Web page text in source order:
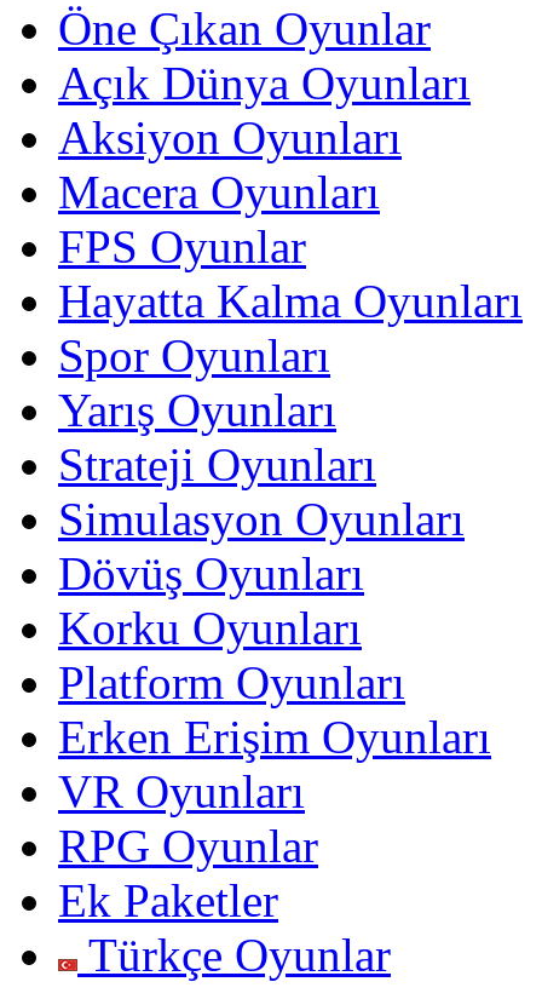
Öne Çıkan Oyunlar
Açık Dünya Oyunları
Aksiyon Oyunları
Macera Oyunları
FPS Oyunlar
Hayatta Kalma Oyunları
Spor Oyunları
Yarış Oyunları
Strateji Oyunları
Simulasyon Oyunları
Dövüş Oyunları
Korku Oyunları
Platform Oyunları
Erken Erişim Oyunları
VR Oyunları
RPG Oyunlar
Ek Paketler
Türkçe Oyunlar